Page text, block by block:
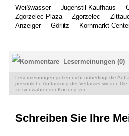
Weißwasser Jugenstil-Kaufhaus
Zgorzelec Plaza
Zgorzelec
Anzeiger
Görlitz Kornmarkt-
Lesermeinungen (0)
Lesermeinungen geben nicht unbedingt die
persönliche Auffassung der Verfasser wieder.
zu sinnwahrender Kürzung vor.
Schreiben Sie Ihre